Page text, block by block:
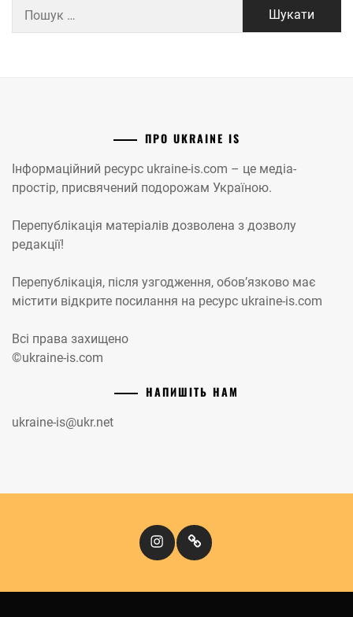
ПРО UKRAINE IS
Інформаційний ресурс ukraine-is.com – це медіа-
простір, присвячений подорожам Україною.
Перепублікація матеріалів дозволена з дозволу
редакції!
Перепублікація, після узгодження, обов’язково має
містити відкрите посилання на ресурс ukraine-is.com
Всі права захищено
©ukraine-is.com
НАПИШІТЬ НАМ
ukraine-is@ukr.net
InstagramКіномандри